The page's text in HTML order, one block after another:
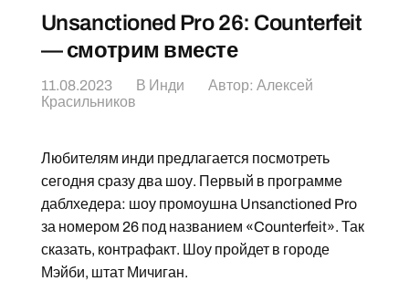
Unsanctioned Pro 26: Counterfeit
— смотрим вместе
11.08.2023 В Инди Автор: Алексей
Красильников
Любителям инди предлагается посмотреть
сегодня сразу два шоу. Первый в программе
даблхедера: шоу промоушна Unsanctioned Pro
за номером 26 под названием «Counterfeit». Так
сказать, контрафакт. Шоу пройдет в городе
Мэйби, штат Мичиган.